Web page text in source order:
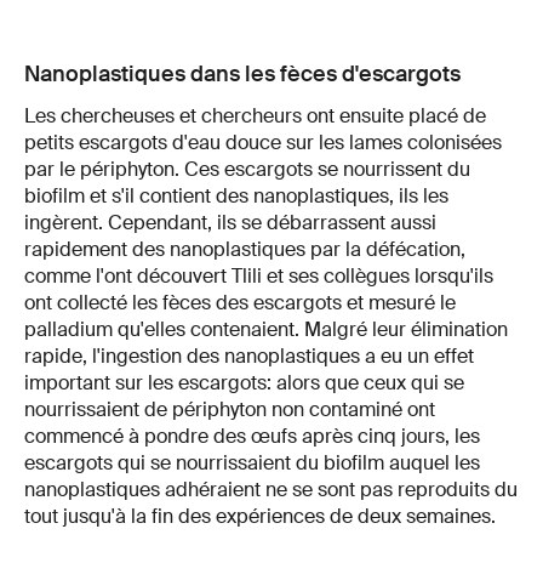
Nanoplastiques dans les fèces d'escargots
Les chercheuses et chercheurs ont ensuite placé de
petits escargots d'eau douce sur les lames colonisées
par le périphyton. Ces escargots se nourrissent du
biofilm et s'il contient des nanoplastiques, ils les
ingèrent. Cependant, ils se débarrassent aussi
rapidement des nanoplastiques par la défécation,
comme l'ont découvert Tlili et ses collègues lorsqu'ils
ont collecté les fèces des escargots et mesuré le
palladium qu'elles contenaient. Malgré leur élimination
rapide, l'ingestion des nanoplastiques a eu un effet
important sur les escargots: alors que ceux qui se
nourrissaient de périphyton non contaminé ont
commencé à pondre des œufs après cinq jours, les
escargots qui se nourrissaient du biofilm auquel les
nanoplastiques adhéraient ne se sont pas reproduits du
tout jusqu'à la fin des expériences de deux semaines.